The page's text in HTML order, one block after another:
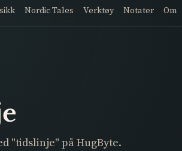
Nordic Tales Verktøy Notater Om
"tidslinje" på HugByte.